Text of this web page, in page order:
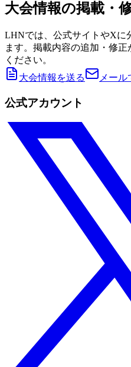
大会情報の掲載・
LHNでは、公式サイトやXに
ます。掲載内容の追加・修
ください。
大会情報を送る
メール
公式アカウント